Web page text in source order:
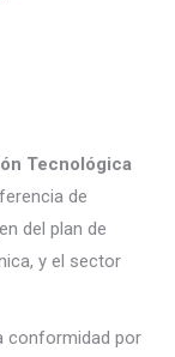
Tecnológica
de
del plan de
y el sector
conformidad por